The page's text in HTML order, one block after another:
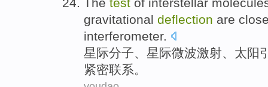
The test of interstellar
gravitational deflection are
interferometer.
星际分子、星际微波激射、 太阳
紧密联系。